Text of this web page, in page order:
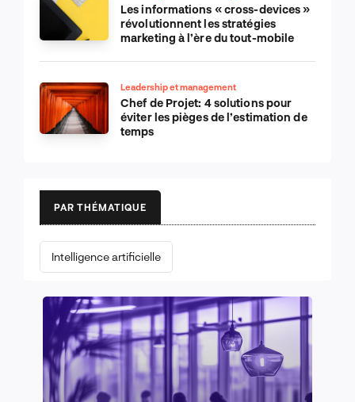
Les informations « cross-devices »
révolutionnent les stratégies
marketing à l’ère du tout-mobile
Leadership et management
Chef de Projet: 4 solutions pour
éviter les pièges de l’estimation de
temps
PAR THÉMATIQUE
Intelligence artificielle